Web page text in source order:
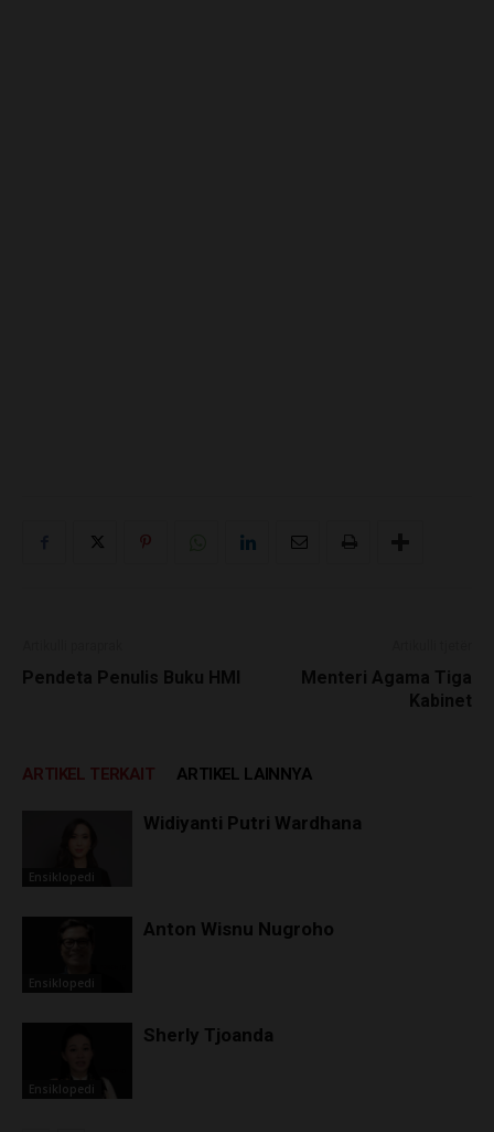
Pendeta Penulis Buku HMI
Menteri Agama Tiga
Kabinet
ARTIKEL TERKAIT ARTIKEL LAINNYA
Ensiklopedi
Widiyanti Putri Wardhana
Ensiklopedi
Anton Wisnu Nugroho
Ensiklopedi
Sherly Tjoanda